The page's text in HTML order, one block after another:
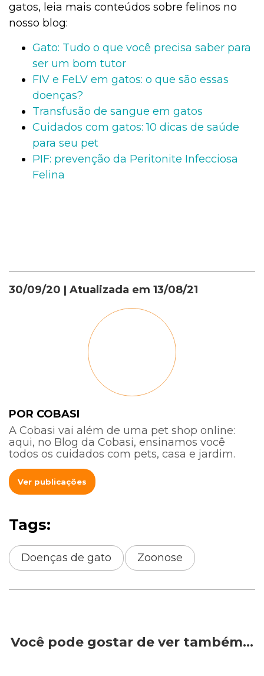
gatos, leia mais conteúdos sobre felinos no
nosso blog:
Gato: Tudo o que você precisa saber para
ser um bom tutor
FIV e FeLV em gatos: o que são essas
doenças?
Transfusão de sangue em gatos
Cuidados com gatos: 10 dicas de saúde
para seu pet
PIF: prevenção da Peritonite Infecciosa
Felina
30/09/20 | Atualizada em 13/08/21
POR COBASI
A Cobasi vai além de uma pet shop online:
aqui, no Blog da Cobasi, ensinamos você
todos os cuidados com pets, casa e jardim.
Ver publicações
Tags:
Doenças de gato Zoonose
Você pode gostar de ver também…